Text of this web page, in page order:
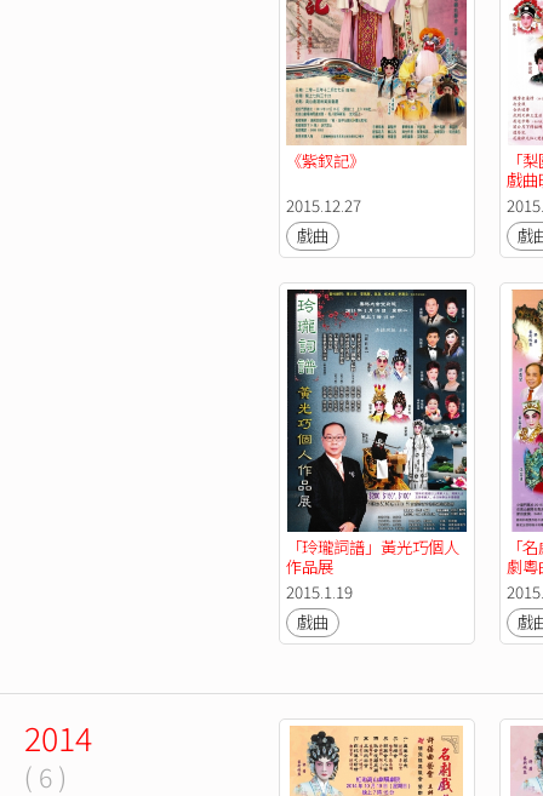
《紫釵記》
2015.12.27
戲曲
「
戲曲
戲
「玲瓏詞譜」黃光巧個人
作品展
2015.1.19
戲曲
「
劇
戲
2014
( 6 )